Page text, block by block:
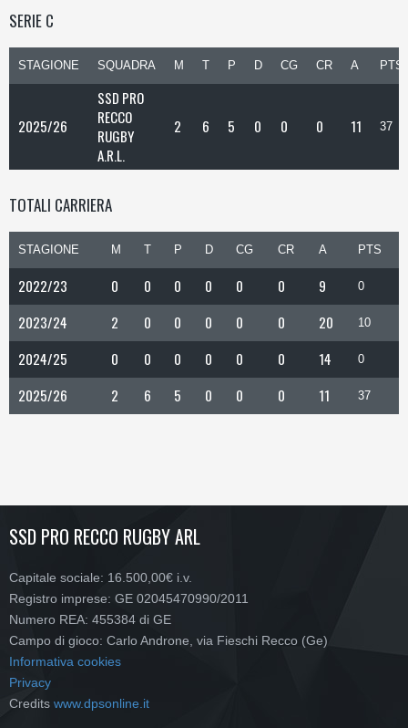
SERIE C
STAGIONE SQUADRA M T P D CG CR A PTS
2025/26
SSD PRO
RECCO
RUGBY
A.R.L.
2 6 5 0 0 0 11 37
TOTALI CARRIERA
STAGIONE M T P D CG CR A PTS
2022/23 0 0 0 0 0 0 9 0
2023/24 2 0 0 0 0 0 20 10
2024/25 0 0 0 0 0 0 14 0
2025/26 2 6 5 0 0 0 11 37
SSD PRO RECCO RUGBY ARL
Capitale sociale: 16.500,00€ i.v.
Registro imprese: GE 02045470990/2011
Numero REA: 455384 di GE
Campo di gioco: Carlo Androne, via Fieschi Recco (Ge)
Informativa cookies
Privacy
Credits www.dpsonline.it